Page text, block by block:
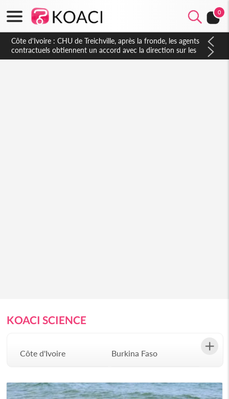
0
Côte d'Ivoire : CHU de Treichville, après la fronde, les agents
contractuels obtiennent un accord avec la direction sur les
arriérés du SMIG 2023
KOACI SCIENCE
Côte d'Ivoire Burkina Faso